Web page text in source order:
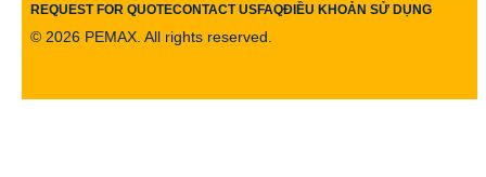
REQUEST FOR QUOTECONTACT USFAQĐIỀU KHOẢN SỬ DỤNG
© 2026 PEMAX. All rights reserved.